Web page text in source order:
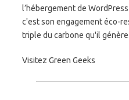
l’hébergement de
c'est son engagement éco-
triple du carbone qu'il génère.
Visitez Green Geeks